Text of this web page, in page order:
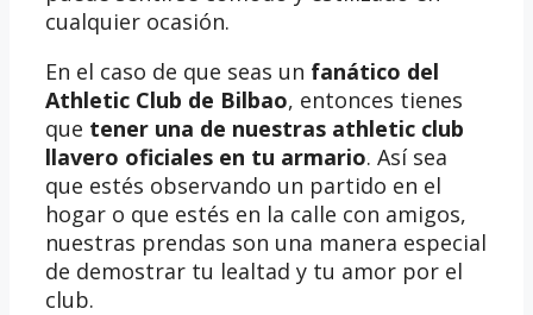
cualquier ocasión.
En el caso de que seas un fanático del
Athletic Club de Bilbao, entonces tienes
que tener una de nuestras athletic club
llavero oficiales en tu armario. Así sea
que estés observando un partido en el
hogar o que estés en la calle con amigos,
nuestras prendas son una manera especial
de demostrar tu lealtad y tu amor por el
club.